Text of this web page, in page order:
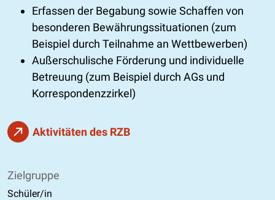
Erfassen der Begabung sowie Schaffen von
besonderen Bewährungssituationen (zum
Beispiel durch Teilnahme an Wettbewerben)
Außerschulische Förderung und individuelle
Betreuung (zum Beispiel durch AGs und
Korrespondenzzirkel)
Aktivitäten des RZB
Zielgruppe
Schüler/in